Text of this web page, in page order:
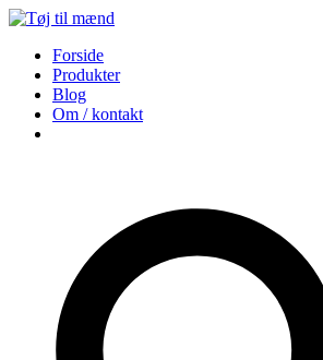
Forside
Produkter
Blog
Om / kontakt